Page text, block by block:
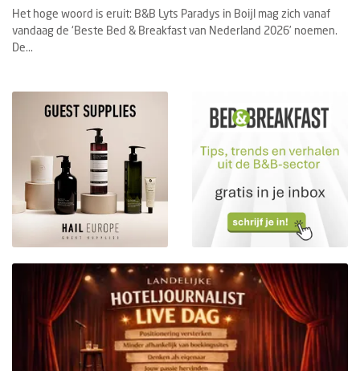
Het hoge woord is eruit: B&B Lyts Paradys in Boijl mag zich vanaf
vandaag de ‘Beste Bed & Breakfast van Nederland 2026’ noemen.
De...